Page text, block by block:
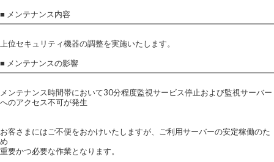
■ メンテナンス内容
上位セキュリティ機器の調整を実施いたします。
■ メンテナンスの影響
メンテナンス時間帯において30分程度監視サービス停止および監視サーバー
へのアクセス不可が発生
お客さまにはご不便をおかけいたしますが、ご利用サーバーの安定稼働のた
め
重要かつ必要な作業となります。